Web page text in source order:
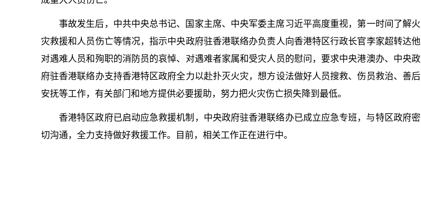
事故发生后，中共中央总书记、国家主席、中央军委主席习近平高度重视，第一时间了解火
灾救援和人员伤亡等情况，指示中央政府驻香港联络办负责人向香港特区行政长官李家超转达他
对遇难人员和殉职的消防员的哀悼、对遇难者家属和受灾人员的慰问，要求中央港澳办、中央政
府驻香港联络办支持香港特区政府全力以赴扑灭火灾，想方设法做好人员搜救、伤员救治、善后
安抚等工作，有关部门和地方提供必要援助，努力把火灾伤亡损失降到最低。
香港特区政府已启动应急救援机制，中央政府驻香港联络办已成立应急专班，与特区政府密
切沟通，全力支持做好救援工作。目前，相关工作正在进行中。